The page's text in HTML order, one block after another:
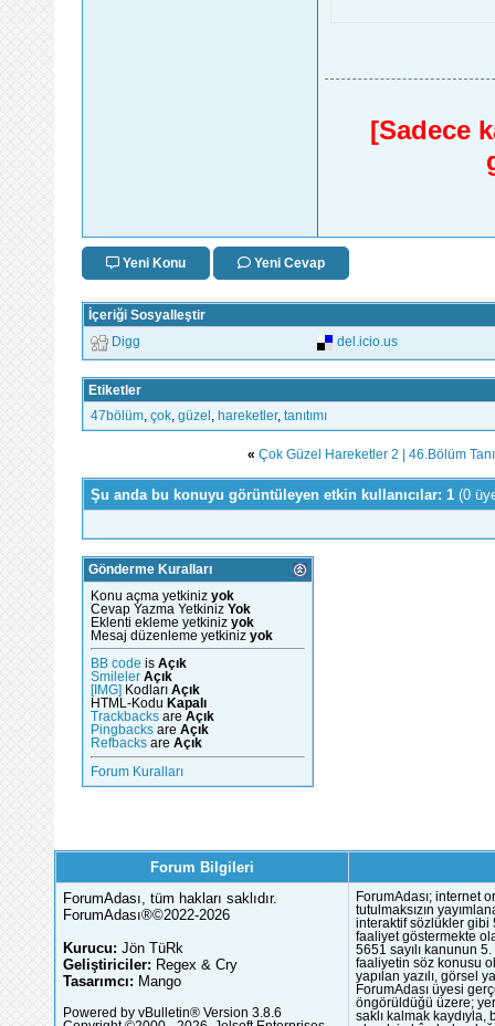
[Sadece
Yeni Konu Yeni Cevap
İçeriği Sosyalleştir
Digg del.icio.us
Etiketler
47bölüm çok güzel hareketler, tanıtımı
« Çok Güzel Hareketler 2 | 46.Bölüm
Şu anda bu konuyu görüntüleyen etkin kullanıcılar: 1 (0
Gönderme Kuralları
Konu açma yetkiniz yok
Cevap Yazma Yetkiniz Yok
Eklenti ekleme yetkiniz yok
Mesaj düzenleme yetkiniz yok
BB code is Açık
Smileler Açık
[IMG]
Kodları Açık
HTML-Kodu Kapalı
Trackbacks are Açık
Pingbacks are Açık
Refbacks are Açık
Forum Kuralları
Forum Bilgileri
ForumAdası, tüm hakları saklıdır.
ForumAdası®©2022-2026
Kurucu: Jön TüRk
Geliştiriciler: Regex & Cry
Tasarımcı: Mango
Powered by vBulletin® Version 3.8.6
ForumAdası; internet
tutulmaksızın
interaktif sözlükler gibi
faaliyet göstermekte
5651 sayılı kanunun
faaliyetin söz konusu
yapılan yazılı, görsel
ForumAdası üyesi
öngörüldüğü üzere;
saklı kalmak